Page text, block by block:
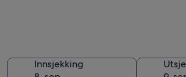
Innsjekking